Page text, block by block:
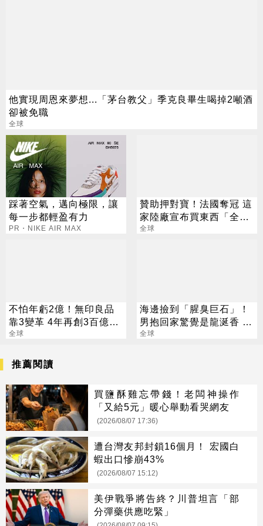
他實現周恩來夢想...「茅台教父」季克良畢生喝掉2噸酒
卻被免職
全球
踩著空氣，邁向極限，讓
每一步都輕盈有力
PR・NIKE AIR MAX
贊助押對寶！法國奪冠 這
家陸廠宣布買東西「全額
退款」
全球
不怕年虧2億！無印良品
靠3變革 4年再創3百億營
收
全球
海邊撿到「腥臭巨石」！
男抱回家驚覺是龍涎香 爽
賺2500萬
全球
推薦閱讀
買鹽酥雞忘帶錢！老闆神操作
「又給5元」暖心舉動看哭網友
(2026/08/07 17:36)
遭台灣友邦封鎖16個月！ 宏國白
蝦出口慘崩43%
(2026/08/07 15:12)
美伊戰爭將告終？川普坦言「部
分彈藥供應吃緊」